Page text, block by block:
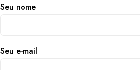
Seu nome
Seu e-mail